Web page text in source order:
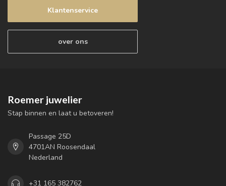
Klantenservice
over ons
Roemer juwelier
Stap binnen en laat u betoveren!
Passage 25D
4701AN Roosendaal
Nederland
+31 165 382762